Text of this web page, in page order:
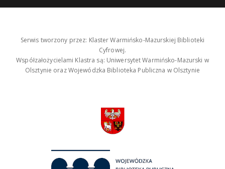
Serwis tworzony przez: Klaster Warmińsko-Mazurskiej Biblioteki
Cyfrowej.
Współzałożycielami Klastra są: Uniwersytet Warmińsko-Mazurski w
Olsztynie oraz Wojewódzka Biblioteka Publiczna w Olsztynie